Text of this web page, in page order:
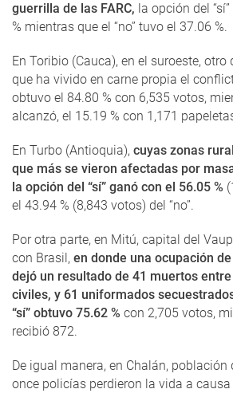
guerrilla de las FARC, la opción del
% mientras que el “no” tuvo el 37.06 %.
En Toribio (Cauca), en el suroeste,
que ha vivido en carne propia el
obtuvo el 84.80 % con 6,535 votos,
alcanzó, el 15.19 % con 1,171
En Turbo (Antioquia), cuyas zonas
que más se vieron afectadas por
la opción del “sí” ganó con el 56.05 %
el 43.94 % (8,843 votos) del “no”.
Por otra parte, en Mitú, capital del
con Brasil, en donde una ocupación
dejó un resultado de 41 muertos
civiles, y 61 uniformados
“sí” obtuvo 75.62 % con 2,705 votos,
recibió 872.
De igual manera, en Chalán, población
once policías perdieron la vida a